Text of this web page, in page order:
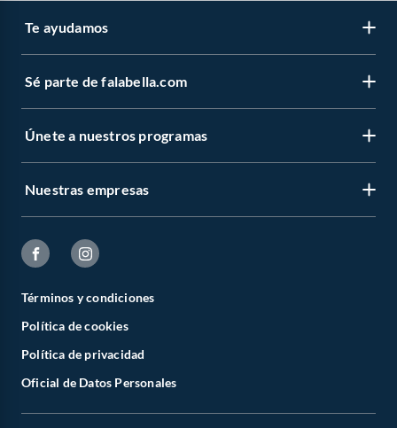
Te ayudamos
Sé parte de falabella.com
Únete a nuestros programas
Nuestras empresas
Términos y condiciones
Política de cookies
Política de privacidad
Oficial de Datos Personales